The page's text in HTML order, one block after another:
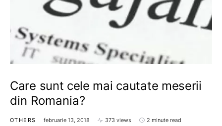
Care sunt cele mai cautate meserii
din Romania?
OTHERS februarie 13, 2018 373 views 2 minute read